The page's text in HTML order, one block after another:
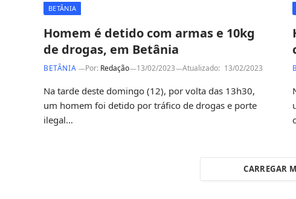
BETÂNIA
Homem é detido com armas e 10kg
de drogas, em Betânia
BETÂNIA Por: Redação 13/02/2023 Atualizado: 13/02/2023
Na tarde deste domingo (12), por volta das 13h30,
um homem foi detido por tráfico de drogas e porte
ilegal…
CARREGAR